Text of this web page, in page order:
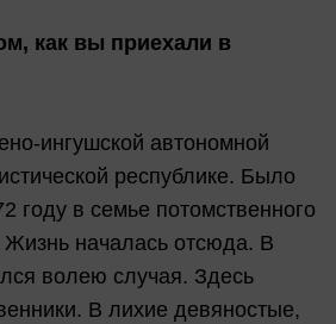
как вы приехали в
ингушской автономной
республике. Было
году в семье потомственного
Жизнь началась отсюда. В
волею случая. Здесь
В лихие девяностые,